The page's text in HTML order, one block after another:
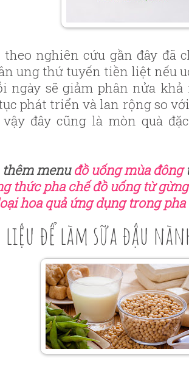
theo nghiên cứu gần đây đã
ung thứ tuyến tiền liệt nếu
ngày sẽ giảm phân nửa khả
phát triển và lan rộng so
đây cũng là mòn quà
thêm menuđồ uống mùa đông
thức pha chế đồ uống từ
hoa quả ứng dụng trong
liệu để làm sữa đậu